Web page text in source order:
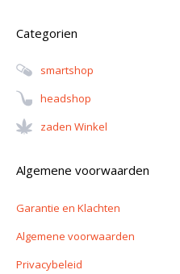
Categorien
Smartshop
Headshop
Zaden Winkel
Algemene voorwaarden
Garantie en Klachten
Algemene voorwaarden
Privacybeleid